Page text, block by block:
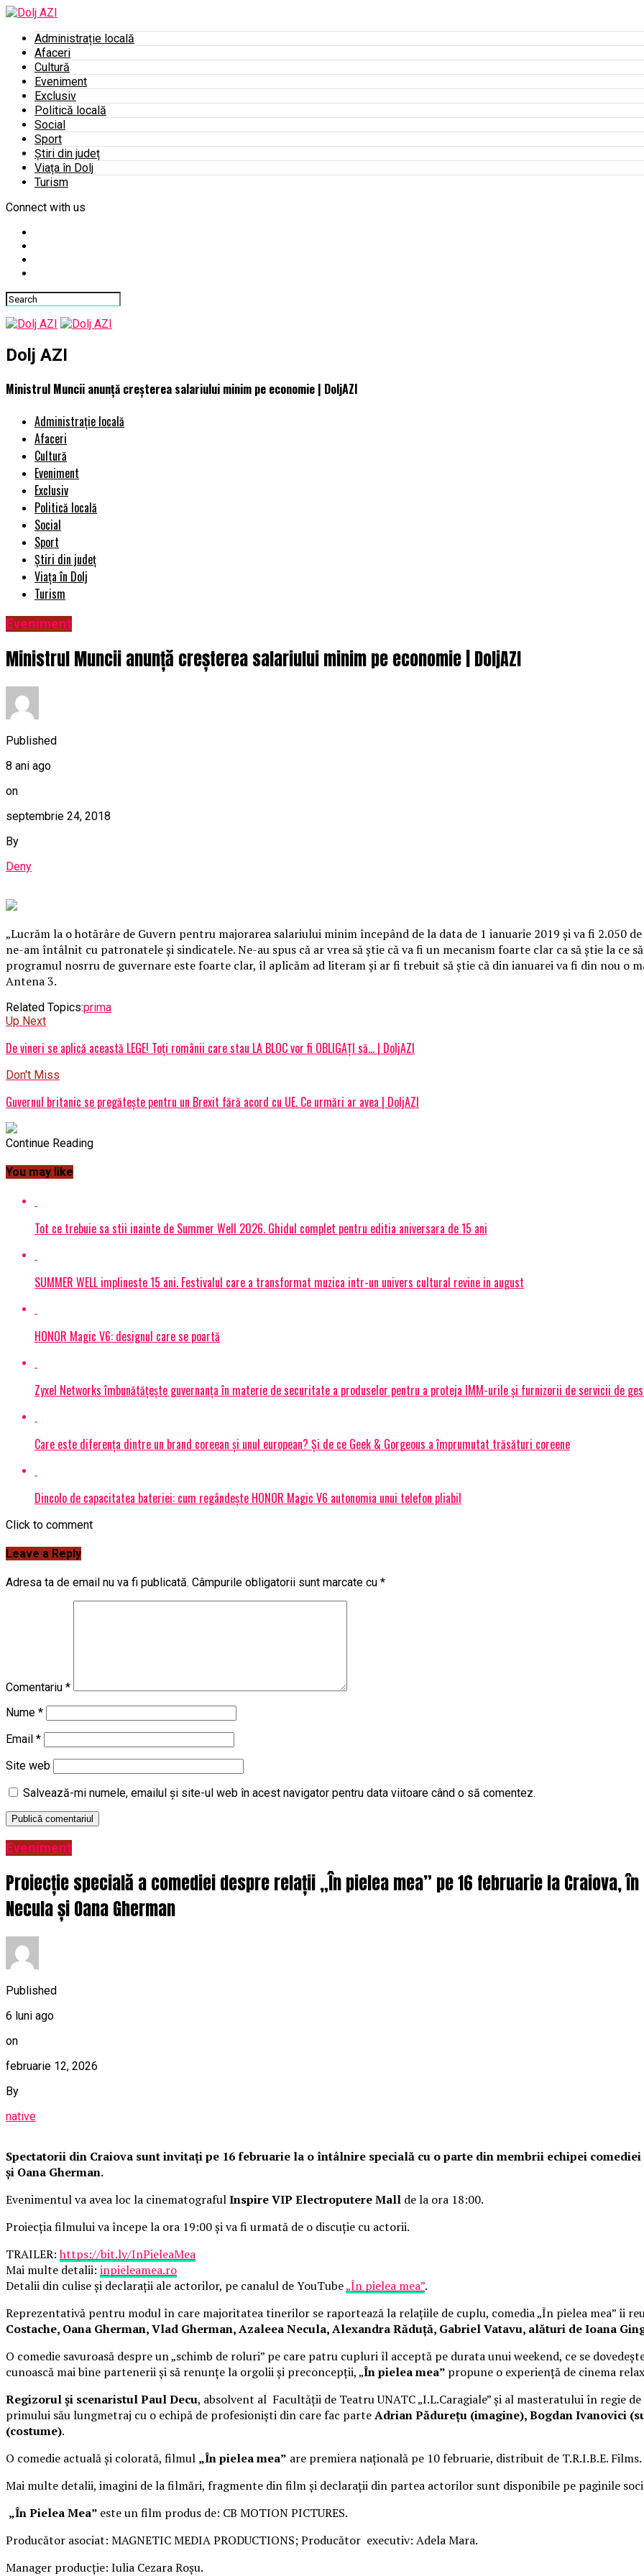
Administrație locală
Afaceri
Cultură
Eveniment
Exclusiv
Politică locală
Social
Sport
Știri din județ
Viața în Dolj
Turism
Connect with us
Dolj AZI
Ministrul Muncii anunță creșterea salariului minim pe economie | DoljAZI
Administrație locală
Afaceri
Cultură
Eveniment
Exclusiv
Politică locală
Social
Sport
Știri din județ
Viața în Dolj
Turism
Eveniment
Ministrul Muncii anunță creșterea salariului minim pe economie | DoljAZI
Published
8 ani ago
on
septembrie 24, 2018
By
Deny
„Lucrăm la o hotărâre de Guvern pentru majorarea salariului minim începând de la data de 1 ianuarie 2019 şi va fi 2.050
ne-am întâlnit cu patronatele şi sindicatele. Ne-au spus că ar vrea să ştie că va fi un mecanism foarte clar ca să ştie la ce
programul nosrru de guvernare este foarte clar, îl aplicăm ad literam şi ar fi trebuit să ştie că din ianuarei va fi din nou o
Antena 3.
Related Topics:prima
Up Next
De vineri se aplică această LEGE! Toți românii care stau LA BLOC vor fi OBLIGAȚI să… | DoljAZI
Don't Miss
Guvernul britanic se pregătește pentru un Brexit fără acord cu UE. Ce urmări ar avea | DoljAZI
Continue Reading
You may like
Tot ce trebuie sa stii inainte de Summer Well 2026. Ghidul complet pentru editia aniversara de 15 ani
SUMMER WELL implineste 15 ani. Festivalul care a transformat muzica intr-un univers cultural revine in august
HONOR Magic V6: designul care se poartă
Zyxel Networks îmbunătățește guvernanța în materie de securitate a produselor pentru a proteja IMM-urile și furnizorii de servicii de
Care este diferența dintre un brand coreean și unul european? Și de ce Geek & Gorgeous a împrumutat trăsături coreene
Dincolo de capacitatea bateriei: cum regândește HONOR Magic V6 autonomia unui telefon pliabil
Click to comment
Leave a Reply
Adresa ta de email nu va fi publicată. Câmpurile obligatorii sunt marcate cu *
Comentariu *
Nume *
Email *
Site web
Salvează-mi numele, emailul și site-ul web în acest navigator pentru data viitoare când o să comentez.
Eveniment
Proiecție specială a comediei despre relații „În pielea mea” pe 16 februarie la Craiova,
Necula și Oana Gherman
Published
6 luni ago
on
februarie 12, 2026
By
native
Spectatorii din Craiova sunt invitați pe 16 februarie la o întâlnire specială cu o parte din membrii echipei
și Oana Gherman.
Evenimentul va avea loc la cinematografulInspire VIP Electroputere Mall de la ora 18:00.
Proiecția filmului va începe la ora 19:00 și va fi urmată de o discuție cu actorii.
TRAILER:https://bit.ly/InPieleaMea
Mai multe detalii: inpieleamea.ro
Detalii din culise și declarații ale actorilor, pe canalul de YouTube„În pielea mea”.
Reprezentativă pentru modul în care majoritatea tinerilor se raportează la relațiile de cuplu, comedia „În pielea mea” îi
Costache, Oana Gherman, Vlad Gherman, Azaleea Necula, Alexandra Răduță, Gabriel Vatavu, alături de Ioana
O comedie savuroasă despre un „schimb de roluri” pe care patru cupluri îl acceptă pe durata unui weekend, ce se
cunoască mai bine partenerii și să renunțe la orgolii și preconcepții, „În pielea mea” propune o experiență de cinema
Regizorul și scenaristul Paul Decu, absolvent al Facultății de Teatru UNATC „I.L.Caragiale” și al masteratului în regie
primului său lungmetraj cu o echipă de profesioniști din care fac parteAdrian Pădurețu (imagine), Bogdan Ivanovici
(costume).
O comedie actuală și colorată, filmul „În pielea mea” are premiera națională pe 10 februarie, distribuit de T.R.I.B.E. Films.
Mai multe detalii, imagini de la filmări, fragmente din film și declarații din partea actorilor sunt disponibile pe paginile
„În Pielea Mea” este un film produs de: CB MOTION PICTURES.
Producător asociat: MAGNETIC MEDIA PRODUCTIONS; Producător executiv: Adela Mara.
Manager producție: Iulia Cezara Roșu.